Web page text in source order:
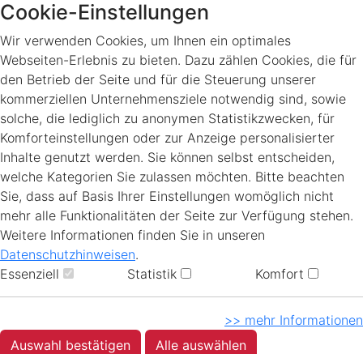
Cookie-Einstellungen
Wir verwenden Cookies, um Ihnen ein optimales
Webseiten-Erlebnis zu bieten. Dazu zählen Cookies, die für
den Betrieb der Seite und für die Steuerung unserer
kommerziellen Unternehmensziele notwendig sind, sowie
solche, die lediglich zu anonymen Statistikzwecken, für
Komforteinstellungen oder zur Anzeige personalisierter
Inhalte genutzt werden. Sie können selbst entscheiden,
welche Kategorien Sie zulassen möchten. Bitte beachten
Sie, dass auf Basis Ihrer Einstellungen womöglich nicht
mehr alle Funktionalitäten der Seite zur Verfügung stehen.
Weitere Informationen finden Sie in unseren
Datenschutzhinweisen.
Essenziell
Statistik Komfort
>> mehr Informationen
Auswahl bestätigen
Alle auswählen